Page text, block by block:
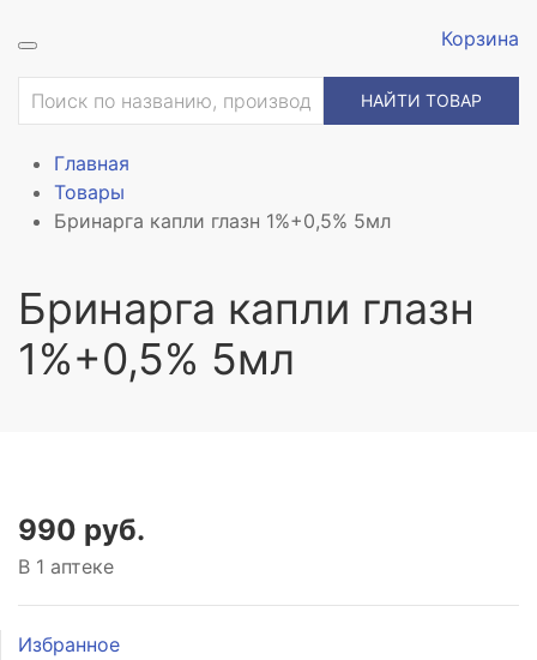
Корзина
НАЙТИ ТОВАР
Главная
Товары
Бринарга капли глазн 1%+0,5% 5мл
Бринарга капли глазн
1%+0,5% 5мл
990 руб.
В 1 аптеке
Избранное